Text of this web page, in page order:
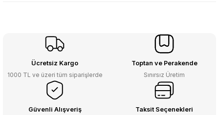
Ücretsiz Kargo
1000 TL ve üzeri tüm siparişlerde
Toptan ve Perakende
Sınırsız Üretim
Güvenli Alışveriş
Taksit Seçenekleri